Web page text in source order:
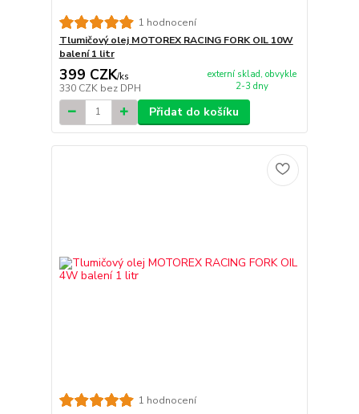
1 hodnocení
Tlumičový olej MOTOREX RACING FORK OIL 10W
balení 1 litr
399 CZK/ks
330 CZK bez DPH
externí sklad, obvykle
2-3 dny
Přidat do košíku
1 hodnocení